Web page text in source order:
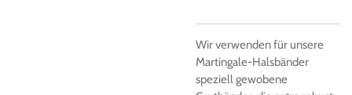
Wir verwenden für unsere
Martingale-Halsbänder
speziell gewobene